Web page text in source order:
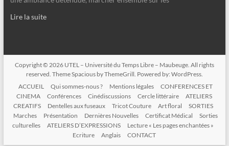
Lire la suite
Copyright © 2026 UTEL – Université du Temps Libre – Maubeuge. All rights
reserved. ThemeSpaciousby ThemeGrill. Powered by: WordPress.
ACCUEIL
Qui sommes-nous ? Mentions légales
CONFERENCES ET
CINEMA
Conférences Cinédiscussions Cercle littéraire
ATELIERS
CREATIFS
Dentelles aux fuseaux Tricot Couture Art floral
SORTIES
Marches
Présentation Dernières Nouvelles Certificat Médical
Sorties
culturelles
ATELIERS D’EXPRESSIONS
Lecture « Les pages enchantées »
Ecriture
Anglais CONTACT